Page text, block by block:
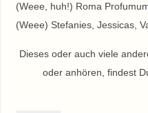
(Weee, huh!) Roma
(Weee) Stefanies, Jessicas,
Dieses oder auch viele
oder anhören, findest